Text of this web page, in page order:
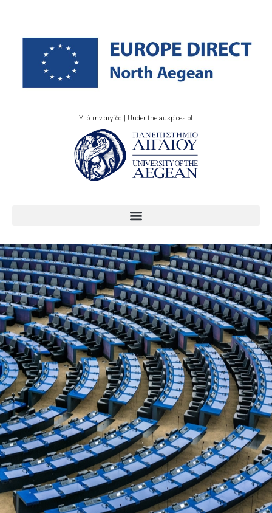
Υπό την αιγίδα | Under the auspices of